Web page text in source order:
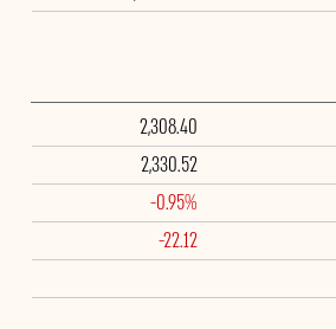
2,308.40
2,330.52
-0.95%
-22.12